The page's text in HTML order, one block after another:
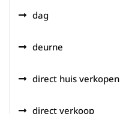
dag
deurne
direct huis verkopen
direct verkoop